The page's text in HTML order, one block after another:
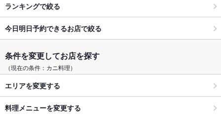
ランキングで絞る
今日明日予約できるお店で絞る
条件を変更してお店を探す
（現在の条件：カニ料理）
エリアを変更する
料理メニューを変更する